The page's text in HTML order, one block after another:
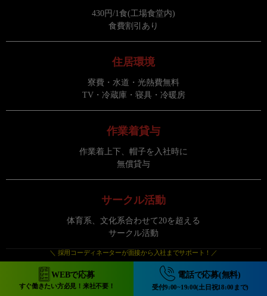
＼ 採用コーディネーターが面接から入社までサポート！／
WEBで応募
すぐ働きたい方必見！来社不要！
電話で応募(無料)
受付9:00~19:00(土日祝18:00まで)
430円/1食(工場食堂内)
食費割引あり
住居環境
寮費・水道・光熱費無料
TV・冷蔵庫・寝具・冷暖房
作業着貸与
作業着上下、帽子を入社時に
無償貸与
サークル活動
体育系、文化系合わせて20を超える
サークル活動
原則土日(当社カレンダーによる)